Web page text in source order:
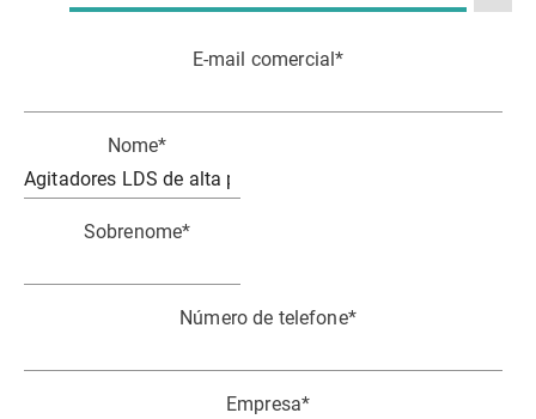
E-mail comercial*
Nome*
Sobrenome*
Número de telefone*
Empresa*